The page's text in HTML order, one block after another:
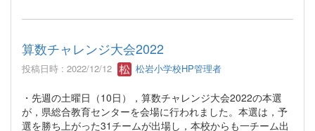
算数チャレンジ大会2022
投稿日時 : 2022/12/12 松岩小学校HP管理者
・先週の土曜日（10日），算数チャレンジ大会2022の本選
が，県総合教育センターを会場に行われました。本選は，予
選を勝ち上がった31チームが出場し，本校からも一チーム出